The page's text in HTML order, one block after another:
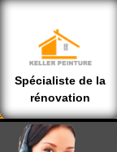
Spécialiste de la
rénovation